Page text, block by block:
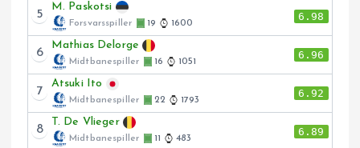
5
M. Paskotsi
Forsvarsspiller 19 1600
6.98
6
Mathias Delorge
Midtbanespiller 16 1051
6.96
7
Atsuki Ito
Midtbanespiller 22 1793
6.92
8
T. De Vlieger
Midtbanespiller 11 483
6.89